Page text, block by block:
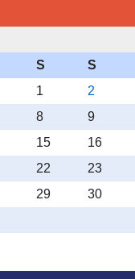
S
S
1
2
8
9
15
16
22
23
29
30